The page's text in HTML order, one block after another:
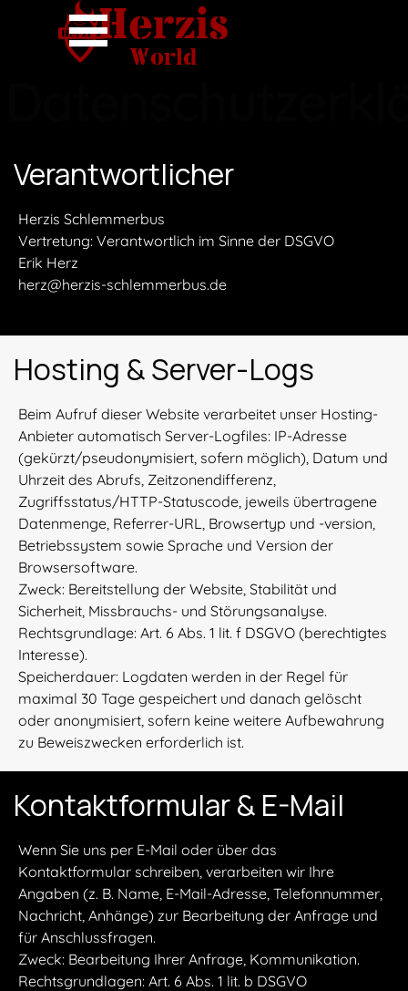
Direkt zum SeiteninhaltHerzis
World
Menü überspringen
Verantwortlicher
Herzis Schlemmerbus
Vertretung: Verantwortlich im Sinne der DSGVO
Erik Herz
herz@herzis-schlemmerbus.de
Hosting & Server-Logs
Beim Aufruf dieser Website verarbeitet unser Hosting-
Anbieter automatisch Server-Logfiles: IP-Adresse
(gekürzt/pseudonymisiert, sofern möglich), Datum und
Uhrzeit des Abrufs, Zeitzonendifferenz,
Zugriffsstatus/HTTP-Statuscode, jeweils übertragene
Datenmenge, Referrer-URL, Browsertyp und -version,
Betriebssystem sowie Sprache und Version der
Browsersoftware.
Zweck: Bereitstellung der Website, Stabilität und
Sicherheit, Missbrauchs- und Störungsanalyse.
Rechtsgrundlage: Art. 6 Abs. 1 lit. f DSGVO (berechtigtes
Interesse).
Speicherdauer: Logdaten werden in der Regel für
maximal 30 Tage gespeichert und danach gelöscht
oder anonymisiert, sofern keine weitere Aufbewahrung
zu Beweiszwecken erforderlich ist.
Kontaktformular & E-Mail
Wenn Sie uns per E-Mail oder über das
Kontaktformular schreiben, verarbeiten wir Ihre
Angaben (z. B. Name, E-Mail-Adresse, Telefonnummer,
Nachricht, Anhänge) zur Bearbeitung der Anfrage und
für Anschlussfragen.
Zweck: Bearbeitung Ihrer Anfrage, Kommunikation.
Rechtsgrundlagen: Art. 6 Abs. 1 lit. b DSGVO